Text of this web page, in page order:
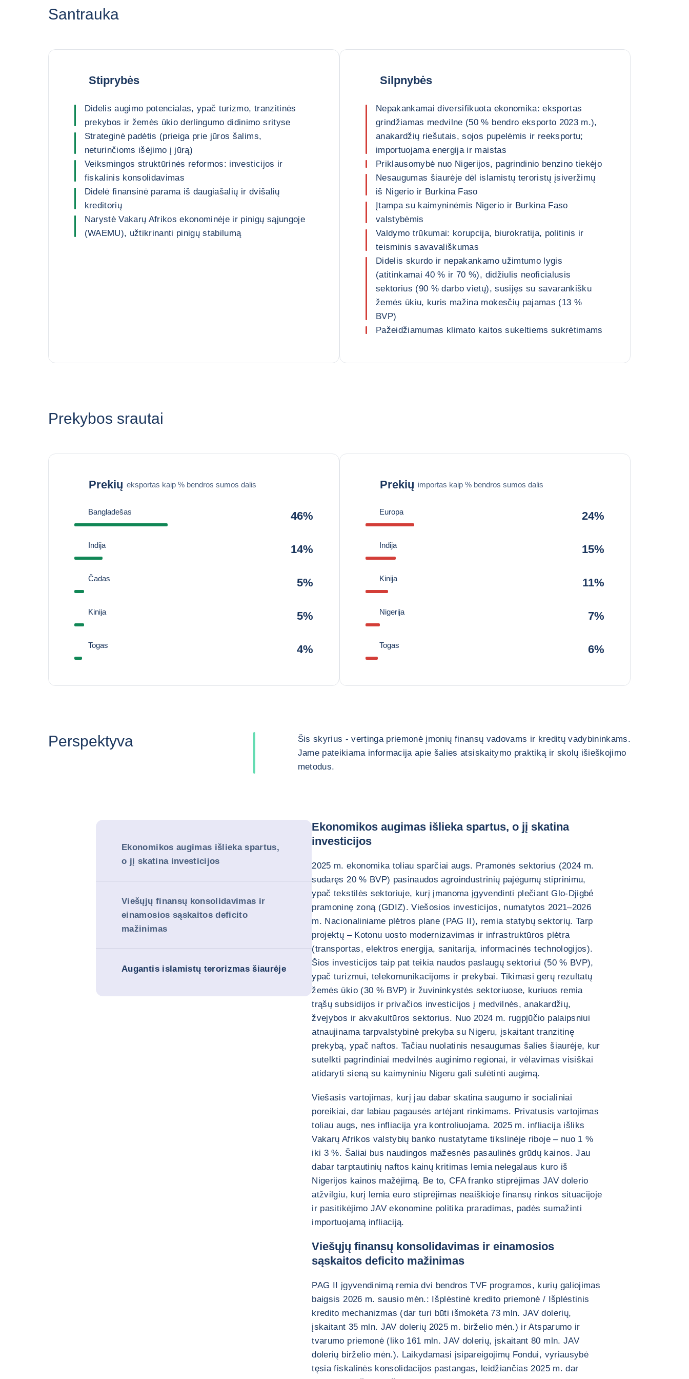
Santrauka
Stiprybės
Didelis augimo potencialas, ypač turizmo, tranzitinės
prekybos ir žemės ūkio derlingumo didinimo srityse
Strateginė padėtis (prieiga prie jūros šalims,
neturinčioms išėjimo į jūrą)
Veiksmingos struktūrinės reformos: investicijos ir
fiskalinis konsolidavimas
Didelė finansinė parama iš daugiašalių ir dvišalių
kreditorių
Narystė Vakarų Afrikos ekonominėje ir pinigų sąjungoje
(WAEMU), užtikrinanti pinigų stabilumą
Silpnybės
Nepakankamai diversifikuota ekonomika: eksportas
grindžiamas medvilne (50 % bendro eksporto 2023 m.),
anakardžių riešutais, sojos pupelėmis ir reeksportu;
importuojama energija ir maistas
Priklausomybė nuo Nigerijos, pagrindinio benzino tiekėjo
Nesaugumas šiaurėje dėl islamistų teroristų įsiveržimų
iš Nigerio ir Burkina Faso
Įtampa su kaimyninėmis Nigerio ir Burkina Faso
valstybėmis
Valdymo trūkumai: korupcija, biurokratija, politinis ir
teisminis savavališkumas
Didelis skurdo ir nepakankamo užimtumo lygis
(atitinkamai 40 % ir 70 %), didžiulis neoficialusis
sektorius (90 % darbo vietų), susijęs su savarankišku
žemės ūkiu, kuris mažina mokesčių pajamas (13 %
BVP)
Pažeidžiamumas klimato kaitos sukeltiems sukrėtimams
Prekybos srautai
Prekių eksportas kaip % bendros sumos dalis
Bangladešas 46%
Indija 14%
Čadas 5%
Kinija 5%
Togas 4%
Prekių importas kaip % bendros sumos dalis
Europa 24%
Indija 15%
Kinija 11%
Nigerija 7%
Togas 6%
Perspektyva
Šis skyrius - vertinga priemonė įmonių finansų vadovams ir kreditų vadybininkams.
Jame pateikiama informacija apie šalies atsiskaitymo praktiką ir skolų išieškojimo
metodus.
Ekonomikos augimas išlieka spartus,
o jį skatina investicijos
Viešųjų finansų konsolidavimas ir
einamosios sąskaitos deficito
mažinimas
Augantis islamistų terorizmas šiaurėje
Ekonomikos augimas išlieka spartus, o jį skatina
investicijos
2025 m. ekonomika toliau sparčiai augs. Pramonės sektorius (2024 m.
sudaręs 20 % BVP) pasinaudos agroindustrinių pajėgumų stiprinimu,
ypač tekstilės sektoriuje, kurį įmanoma įgyvendinti plečiant Glo-Djigbé
pramoninę zoną (GDIZ). Viešosios investicijos, numatytos 2021–2026
m. Nacionaliniame plėtros plane (PAG II), remia statybų sektorių. Tarp
projektų – Kotonu uosto modernizavimas ir infrastruktūros plėtra
(transportas, elektros energija, sanitarija, informacinės technologijos).
Šios investicijos taip pat teikia naudos paslaugų sektoriui (50 % BVP),
ypač turizmui, telekomunikacijoms ir prekybai. Tikimasi gerų rezultatų
žemės ūkio (30 % BVP) ir žuvininkystės sektoriuose, kuriuos remia
trąšų subsidijos ir privačios investicijos į medvilnės, anakardžių,
žvejybos ir akvakultūros sektorius. Nuo 2024 m. rugpjūčio palaipsniui
atnaujinama tarpvalstybinė prekyba su Nigeru, įskaitant tranzitinę
prekybą, ypač naftos. Tačiau nuolatinis nesaugumas šalies šiaurėje, kur
sutelkti pagrindiniai medvilnės auginimo regionai, ir vėlavimas visiškai
atidaryti sieną su kaimyniniu Nigeru gali sulėtinti augimą.
Viešasis vartojimas, kurį jau dabar skatina saugumo ir socialiniai
poreikiai, dar labiau pagausės artėjant rinkimams. Privatusis vartojimas
toliau augs, nes infliacija yra kontroliuojama. 2025 m. infliacija išliks
Vakarų Afrikos valstybių banko nustatytame tikslinėje riboje – nuo 1 %
iki 3 %. Šaliai bus naudingos mažesnės pasaulinės grūdų kainos. Jau
dabar tarptautinių naftos kainų kritimas lemia nelegalaus kuro iš
Nigerijos kainos mažėjimą. Be to, CFA franko stiprėjimas JAV dolerio
atžvilgiu, kurį lemia euro stiprėjimas neaiškioje finansų rinkos situacijoje
ir pasitikėjimo JAV ekonomine politika praradimas, padės sumažinti
importuojamą infliaciją.
Viešųjų finansų konsolidavimas ir einamosios
sąskaitos deficito mažinimas
PAG II įgyvendinimą remia dvi bendros TVF programos, kurių galiojimas
baigsis 2026 m. sausio mėn.: Išplėstinė kredito priemonė / Išplėstinis
kredito mechanizmas (dar turi būti išmokėta 73 mln. JAV dolerių,
įskaitant 35 mln. JAV dolerių 2025 m. birželio mėn.) ir Atsparumo ir
tvarumo priemonė (liko 161 mln. JAV dolerių, įskaitant 80 mln. JAV
dolerių birželio mėn.). Laikydamasi įsipareigojimų Fondui, vyriausybė
tęsia fiskalinės konsolidacijos pastangas, leidžiančias 2025 m. dar